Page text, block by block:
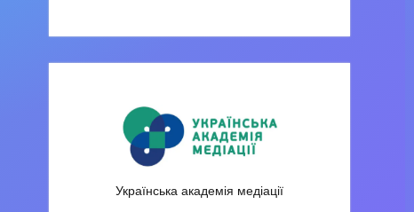
Українська академія медіації